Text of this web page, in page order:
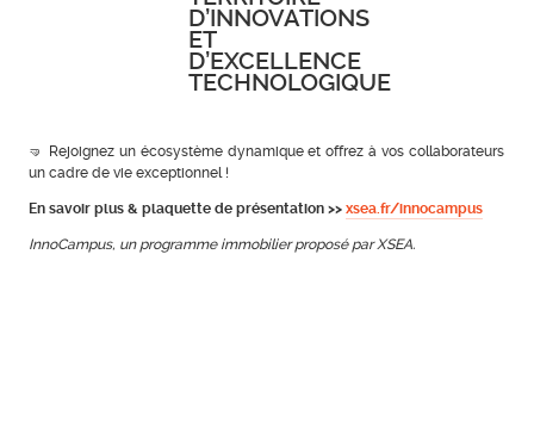
D’INNOVATIONS
ET
D’EXCELLENCE
TECHNOLOGIQUE
🤜 Rejoignez un écosystème dynamique et offrez à vos collaborateurs
un cadre de vie exceptionnel !
En savoir plus & plaquette de présentation >> xsea.fr/innocampus
InnoCampus, un programme immobilier proposé par XSEA.